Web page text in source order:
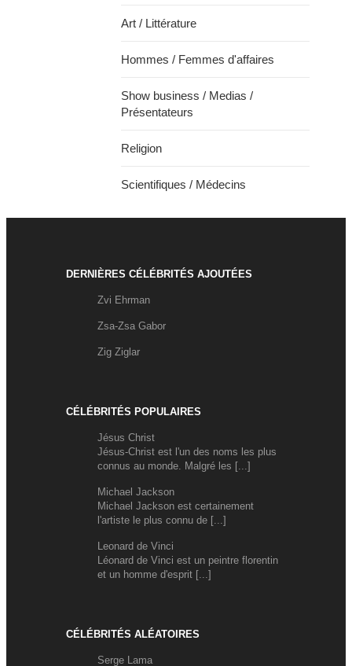
Art / Littérature
Hommes / Femmes d'affaires
Show business / Medias /
Présentateurs
Religion
Scientifiques / Médecins
DERNIÈRES CÉLÉBRITÉS AJOUTÉES
Zvi Ehrman
Zsa-Zsa Gabor
Zig Ziglar
CÉLÉBRITÉS POPULAIRES
Jésus Christ
Jésus-Christ est l'un des noms les plus
connus au monde. Malgré les [...]
Michael Jackson
Michael Jackson est certainement
l'artiste le plus connu de [...]
Leonard de Vinci
Léonard de Vinci est un peintre florentin
et un homme d'esprit [...]
CÉLÉBRITÉS ALÉATOIRES
Serge Lama